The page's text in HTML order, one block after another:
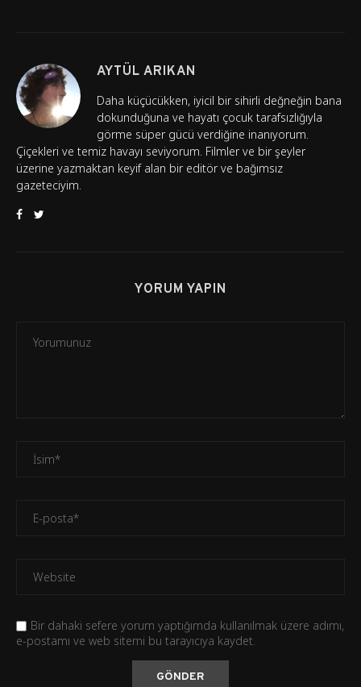
AYTÜL ARIKAN
Daha küçücükken, iyicil bir sihirli değneğin bana
dokunduğuna ve hayatı çocuk tarafsızlığıyla
görme süper gücü verdiğine inanıyorum.
Çiçekleri ve temiz havayı seviyorum. Filmler ve bir şeyler
üzerine yazmaktan keyif alan bir editör ve bağımsız
gazeteciyim.
YORUM YAPIN
Bir dahaki sefere yorum yaptığımda kullanılmak üzere adımı,
e-postamı ve web sitemi bu tarayıcıya kaydet.